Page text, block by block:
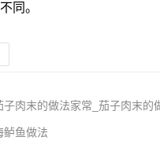
同。
子肉末的做法家常_茄子肉末的
鲈鱼做法